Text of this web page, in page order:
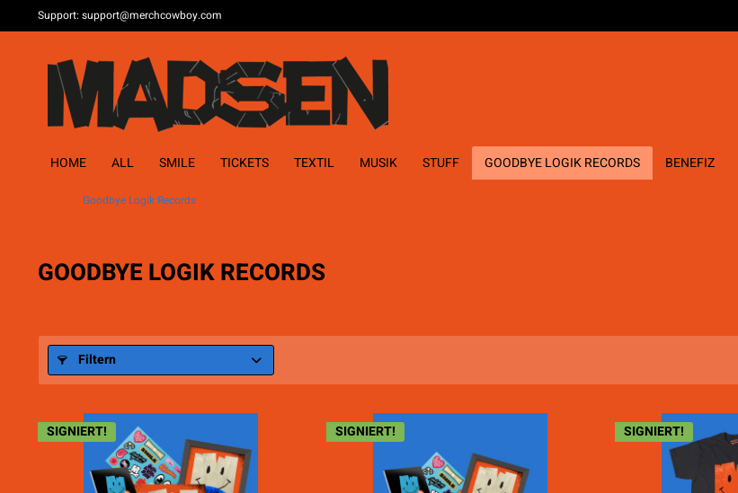
Support: support@merchcowboy.com
HOME ALL SMILE TICKETS TEXTIL MUSIK STUFF GOODBYE LOGIK RECORDS BENEFIZ
Goodbye Logik Records
GOODBYE LOGIK RECORDS
Filtern
SIGNIERT! SIGNIERT! SIGNIERT!